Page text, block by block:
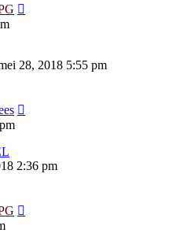
28, 2018 5:55 pm
2:36 pm